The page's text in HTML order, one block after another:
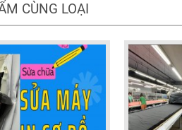
CÙNG LOẠI